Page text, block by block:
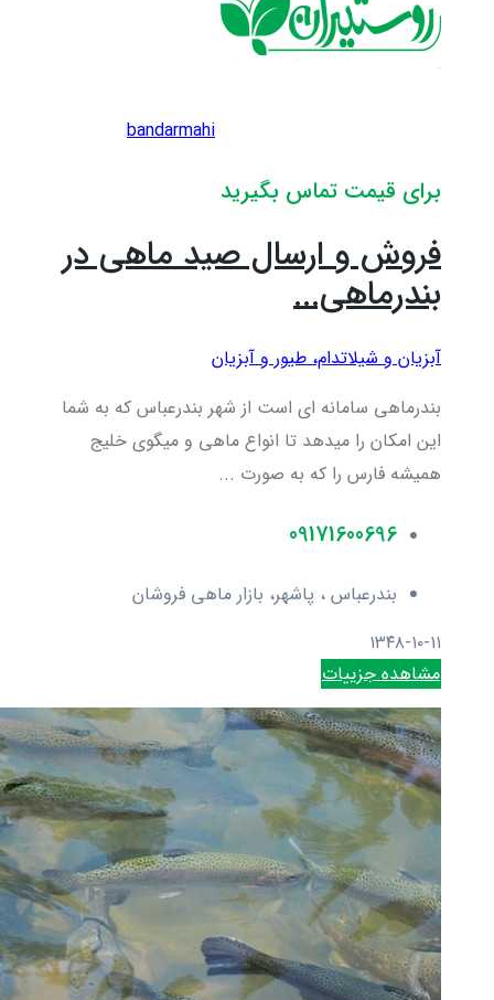
bandarmahi
برای قیمت تماس بگیرید
فروش و ارسال صید ماهی در
بندرماهی...
آبزیان و شیلاتدام، طیور و آبزیان
بندرماهی سامانه ای است از شهر بندرعباس که به شما
این امکان را میدهد تا انواع ماهی و میگوی خلیج
همیشه فارس را که به صورت ...
09171600696
بندرعباس ، پاشهر، بازار ماهی فروشان
۱۳۴۸-۱۰-۱۱
مشاهده جزییات